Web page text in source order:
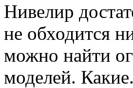
Нивелир
не обходится
можно найти
моделей.